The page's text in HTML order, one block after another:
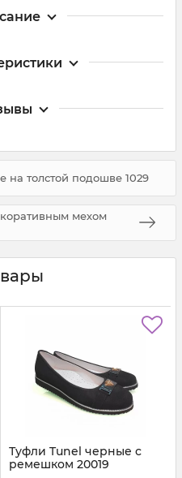
на толстой подошве 1029
мехом
Туфли Tunel черные с
ремешком 20019